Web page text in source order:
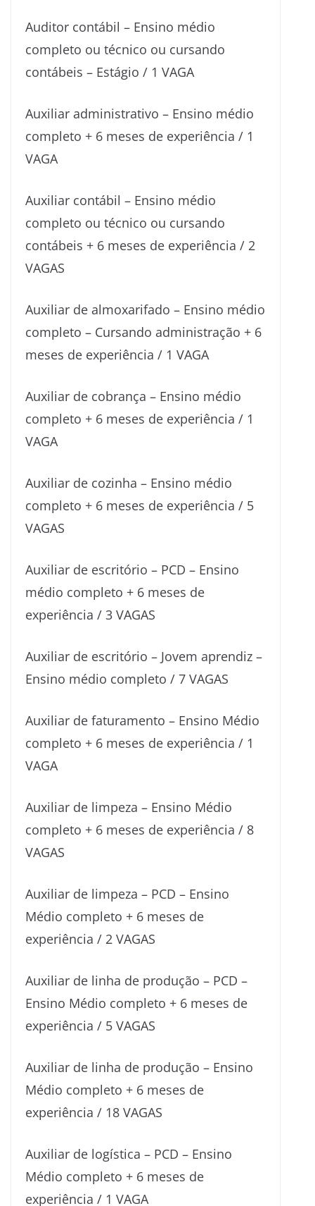
Auditor contábil – Ensino médio
completo ou técnico ou cursando
contábeis – Estágio / 1 VAGA
Auxiliar administrativo – Ensino médio
completo + 6 meses de experiência / 1
VAGA
Auxiliar contábil – Ensino médio
completo ou técnico ou cursando
contábeis + 6 meses de experiência / 2
VAGAS
Auxiliar de almoxarifado – Ensino médio
completo – Cursando administração + 6
meses de experiência / 1 VAGA
Auxiliar de cobrança – Ensino médio
completo + 6 meses de experiência / 1
VAGA
Auxiliar de cozinha – Ensino médio
completo + 6 meses de experiência / 5
VAGAS
Auxiliar de escritório – PCD – Ensino
médio completo + 6 meses de
experiência / 3 VAGAS
Auxiliar de escritório – Jovem aprendiz –
Ensino médio completo / 7 VAGAS
Auxiliar de faturamento – Ensino Médio
completo + 6 meses de experiência / 1
VAGA
Auxiliar de limpeza – Ensino Médio
completo + 6 meses de experiência / 8
VAGAS
Auxiliar de limpeza – PCD – Ensino
Médio completo + 6 meses de
experiência / 2 VAGAS
Auxiliar de linha de produção – PCD –
Ensino Médio completo + 6 meses de
experiência / 5 VAGAS
Auxiliar de linha de produção – Ensino
Médio completo + 6 meses de
experiência / 18 VAGAS
Auxiliar de logística – PCD – Ensino
Médio completo + 6 meses de
experiência / 1 VAGA